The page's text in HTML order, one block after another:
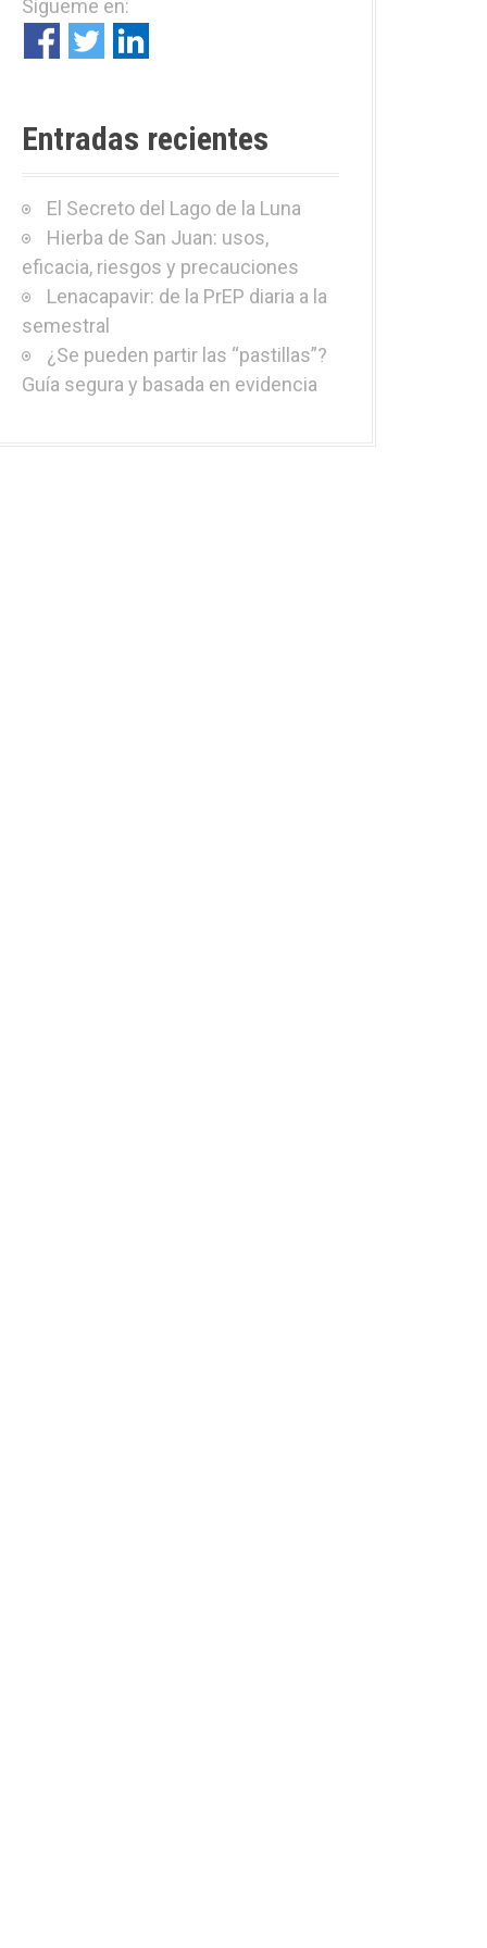
r
:
Sígueme en:
Entradas recientes
El Secreto del Lago de la Luna
Hierba de San Juan: usos,
eficacia, riesgos y precauciones
Lenacapavir: de la PrEP diaria a la
semestral
¿Se pueden partir las “pastillas”?
Guía segura y basada en evidencia